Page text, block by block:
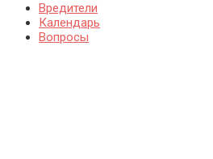
Вредители
Календарь
Вопросы